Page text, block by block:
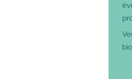
bio